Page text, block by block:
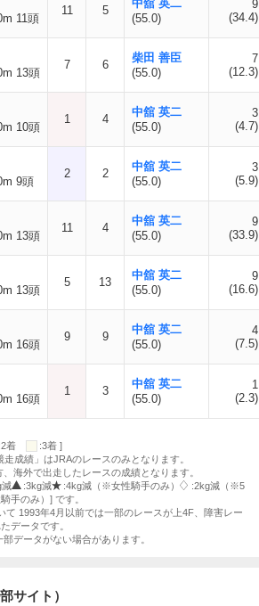
11頭
11 5
中舘 英二
(55.0)
9
(34.4)
13頭
7 6
柴田 善臣
(55.0)
7
(12.3)
10頭
1 4
中舘 英二
(55.0)
3
(4.7)
9頭
2 2
中舘 英二
(55.0)
3
(5.9)
13頭
11 4
中舘 英二
(55.0)
9
(33.9)
13頭
5 13
中舘 英二
(55.0)
9
(16.6)
16頭
9 9
中舘 英二
(55.0)
4
(7.5)
16頭
1 3
中舘 英二
(55.0)
1
(2.3)
:2着
:3着 ]
成績」はJRAのレースのみとなります。
海外で出走したレースの成績となります。
減 :3kg減 :4kg減（※女性騎手のみ）
:2kg減（※5
手のみ）] です。
1993年4月以前では一部のレースが上4F、障害レー
データです。
データがない場合があります。
サイト）